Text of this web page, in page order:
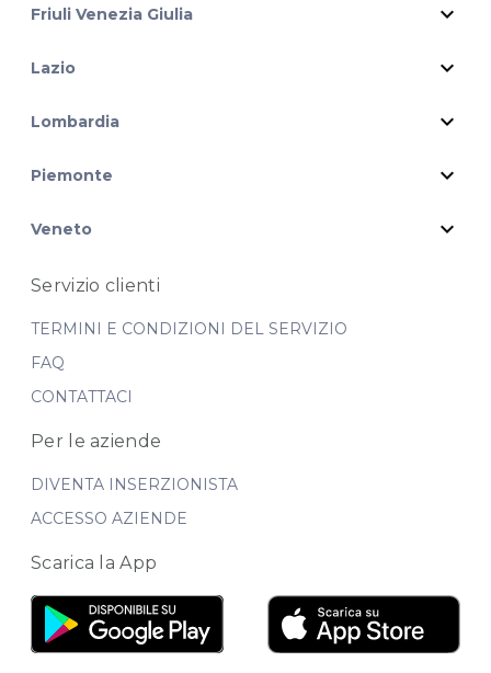
Friuli Venezia Giulia expand_more
Lazio expand_more
Lombardia expand_more
Piemonte expand_more
Veneto expand_more
Servizio clienti
TERMINI E CONDIZIONI DEL SERVIZIO
FAQ
CONTATTACI
Per le aziende
DIVENTA INSERZIONISTA
ACCESSO AZIENDE
Scarica la App